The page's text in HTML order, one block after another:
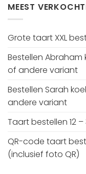
MEEST
Grote taart XXL
Bestellen
of andere variant
Bestellen Sarah
andere variant
Taart bestellen 12
QR-code taart
(inclusief foto QR)